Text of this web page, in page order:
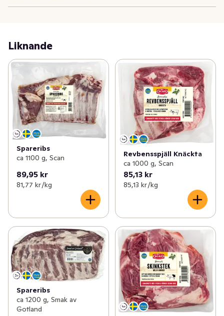
Liknande
Spareribs
ca 1100 g, Scan
89,95 kr
81,77 kr /kg
Revbensspjäll Knäckta
ca 1000 g, Scan
85,13 kr
85,13 kr /kg
Spareribs
ca 1200 g, Smak av
Gotland